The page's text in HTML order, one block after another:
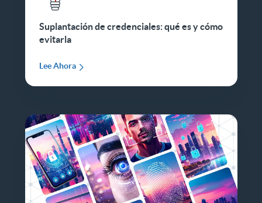
Suplantación de credenciales: qué es y cómo
evitarla
Lee Ahora